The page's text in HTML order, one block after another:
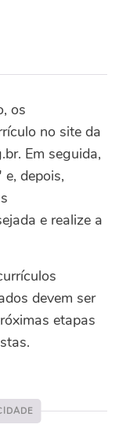
os
no site da
Em seguida,
depois,
e realize a
devem ser
etapas